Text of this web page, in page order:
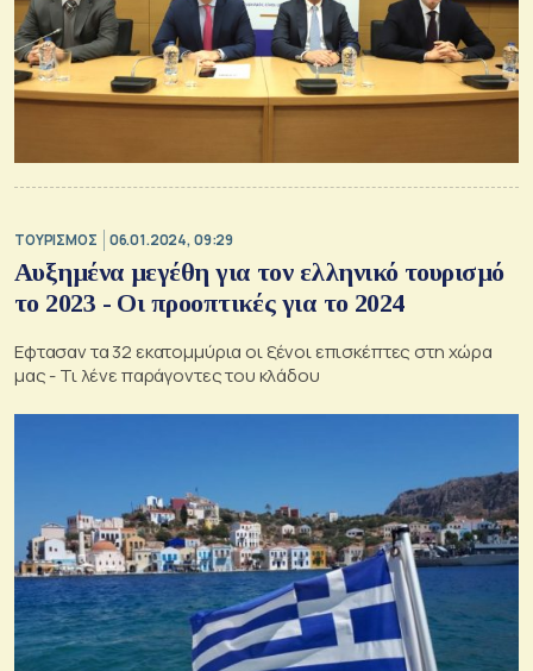
ΤΟΥΡΙΣΜΟΣ 06.01.2024, 09:29
Αυξημένα μεγέθη για τον ελληνικό τουρισμό
το 2023 - Οι προοπτικές για το 2024
Εφτασαν τα 32 εκατομμύρια οι ξένοι επισκέπτες στη χώρα
μας - Τι λένε παράγοντες του κλάδου